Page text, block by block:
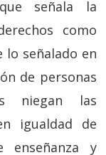
señala la
como
señalado en
de personas
niegan las
igualdad de
enseñanza y